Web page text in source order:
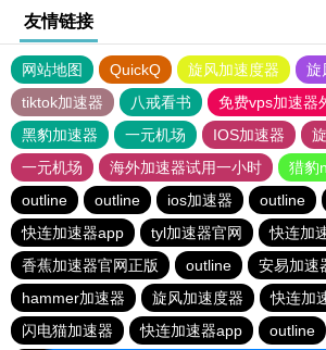
友情链接
网站地图 QuickQ 旋风加速度器 旋
tiktok加速器
八戒看书
免费vps加速器
黑豹加速器
一元机场 IOS加速器
一元机场
海外加速器试用一小时
猎豹
outline
outline ios加速器 outline
快连加速器app
tyl加速器官网 快连加
香蕉加速器官网正版
outline 安易加速
hammer加速器
旋风加速度器 快连加
闪电猫加速器
快连加速器app outline